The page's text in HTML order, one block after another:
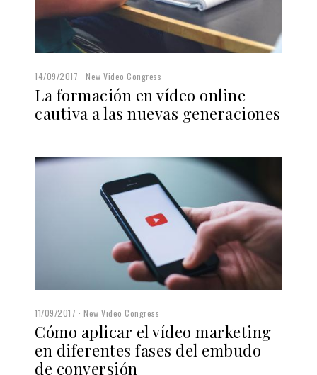
14/09/2017 New Video Congress
La formación en vídeo online
cautiva a las nuevas generaciones
11/09/2017 New Video Congress
Cómo aplicar el vídeo marketing
en diferentes fases del embudo
de conversión